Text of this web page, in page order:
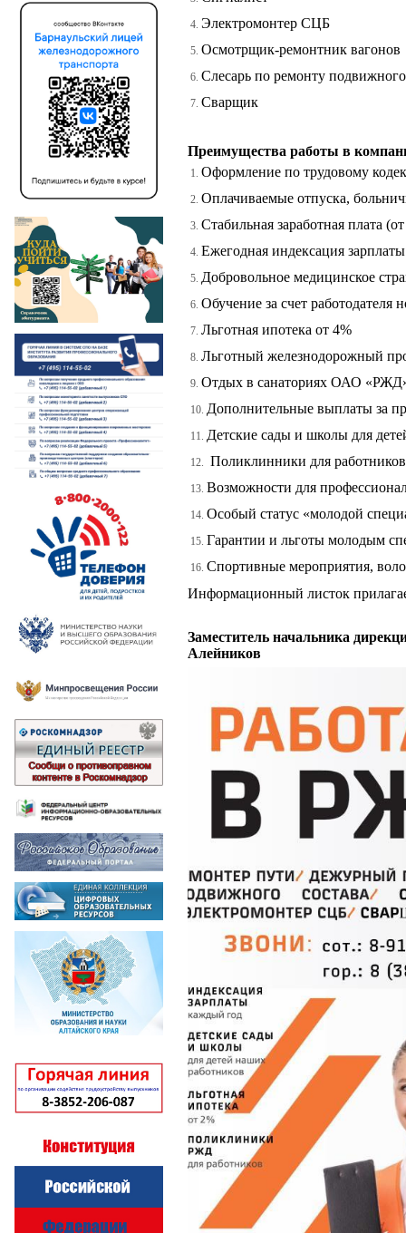
Электромонтер СЦБ
Осмотрщик-ремонтник вагонов
Слесарь по ремонту подвижного
Сварщик
Преимущества работы в
Оформление по трудовому
Оплачиваемые отпуска,
Стабильная заработная плата
Ежегодная индексация зарплаты
Добровольное медицинское
Обучение за счет работодателя
Льготная ипотека от 4%
Льготный железнодорожный
Отдых в санаториях ОАО
Дополнительные выплаты за
Детские сады и школы для
Поликлинники для работников
Возможности для
Особый статус «молодой
Гарантии и льготы молодым
Спортивные мероприятия,
Информационный листок
Заместитель начальника
Алейников